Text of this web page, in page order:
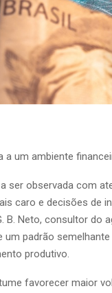
um ambiente
ser observada com
caro e decisões de
B. Neto, consultor do
um padrão
produtivo.
favorecer maior